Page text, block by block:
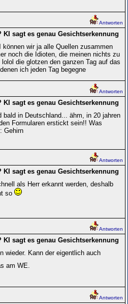
Antworten
KI sagt es genau Gesichtserkennung
können wir ja alle Quellen zusammen
noch die Idioten, die meinen nichts zu
die glotzen den ganzen Tag auf das
ich jeden Tag begegne
Antworten
KI sagt es genau Gesichtserkennung
bald in Deutschland... ähm, in 20 jahren
Formularen erstickt sein!! Was
Gehirn
Antworten
KI sagt es genau Gesichtserkennung
als Herr erkannt werden, deshalb
so
Antworten
KI sagt es genau Gesichtserkennung
wieder. Kann der eigentlich auch
am WE.
Antworten